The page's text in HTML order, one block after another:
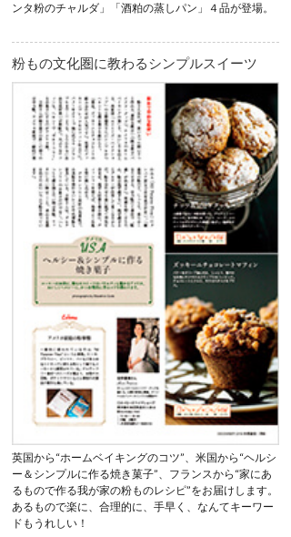
ンタ粉のチャルダ」「酒粕の蒸しパン」４品が登場。
粉もの文化圏に教わるシンプルスイーツ
英国から“ホームベイキングのコツ”、米国から“ヘルシ
ー＆シンプルに作る焼き菓子”、フランスから“家にあ
るもので作る我が家の粉ものレシピ”をお届けします。
あるもので楽に、合理的に、手早く、なんてキーワー
ドもうれしい！